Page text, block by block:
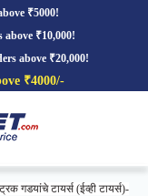
₹5000!
above ₹10,000!
above ₹20,000!
₹4000/-
गडयांचे टायर्स (ईव्ही टायर्स)-